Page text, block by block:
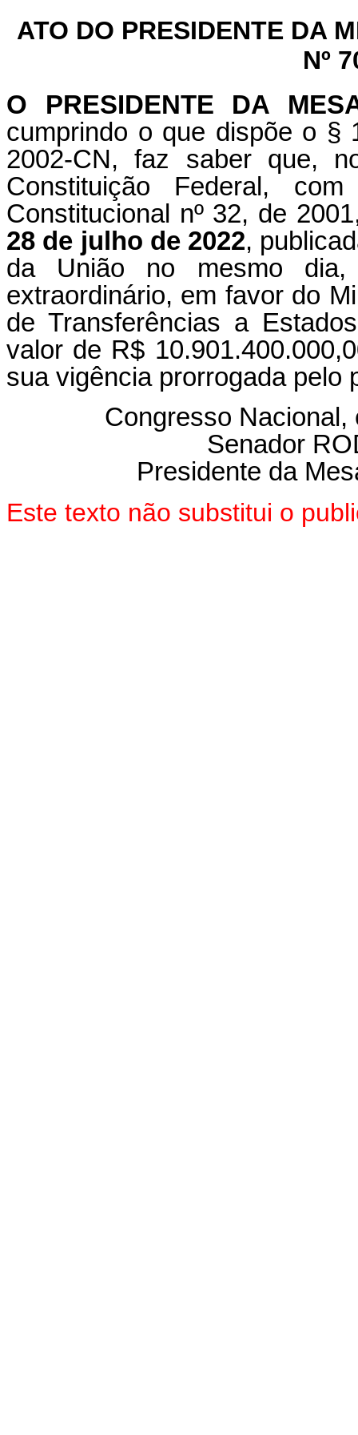
ATO DO PRESIDENTE DA
Nº
O PRESIDENTE DA
cumprindo o que dispõe o §
2002-CN, faz saber que,
Constituição Federal,
Constitucional nº 32, de
28 de julho de 2022,
da União no mesmo
extraordinário, em favor do
de Transferências a
valor de R$
sua vigência prorrogada pelo
Congresso Nacional,
Senador
Presidente da
Este texto não substitui o